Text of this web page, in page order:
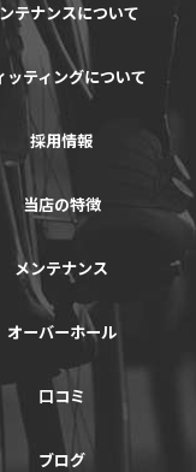
テナンスについて
ッティングについて
採用情報
当店の特徴
メンテナンス
オーバーホール
口コミ
ブログ